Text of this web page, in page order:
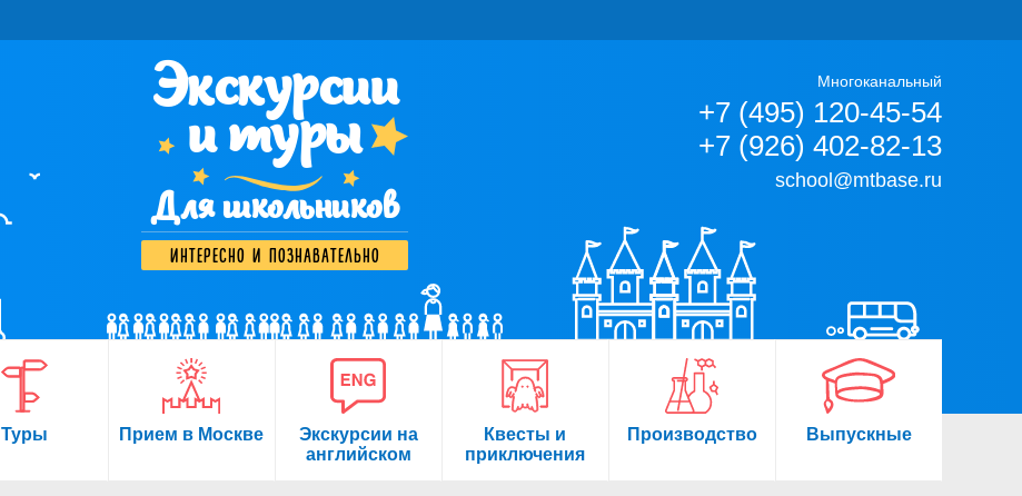
Экскурсии
и туры
Для школьников
интересно и познавательно
Многоканальный
+7 (495) 120-45-54
+7 (926) 402-82-13
school@mtbase.ru
Туры Прием в Москве
Экскурсии на
английском
Квесты и
приключения
Производство Выпускные